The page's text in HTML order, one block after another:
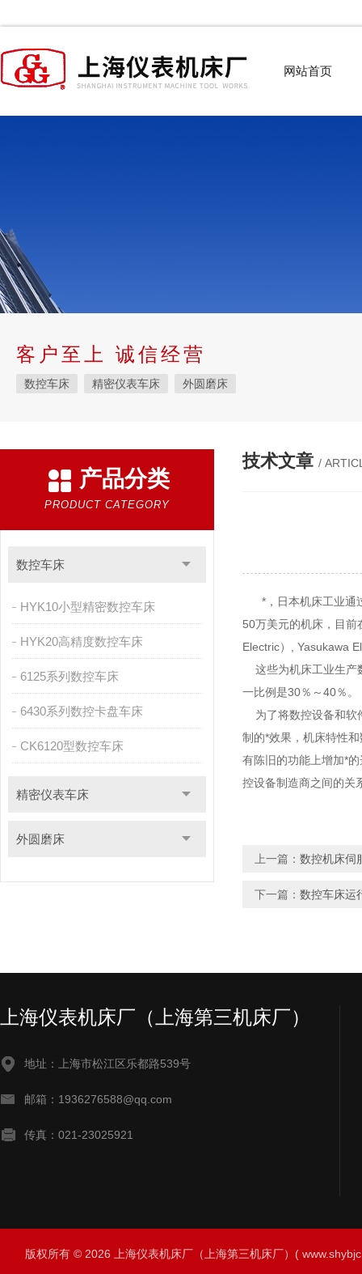
网站首页
客户至上 诚信经营
数控车床 精密仪表车床 外圆磨床
产品分类
PRODUCT CATEGORY
数控车床
HYK10小型精密数控车床
HYK20高精度数控车床
6125系列数控车床
6430系列数控卡盘车床
CK6120型数控车床
精密仪表车床
外圆磨床
技术文章 /
*，日本机床工业通过
50万美元的机床，目
Electric）, Yasukawa
这些为机床工业生产
一比例是30％～40％。
为了将数控设备和软
制的*效果，机床特性
有陈旧的功能上增加*
控设备制造商之间的关
上一篇： 数控机床伺
下一篇： 数控车床运
上海仪表机床厂（上海第三机床厂）
地址：上海市松江区乐都路539号
邮箱：1936276588@qq.com
传真：021-23025921
版权所有 © 2026 上海仪表机床厂（上海第三机床厂）(